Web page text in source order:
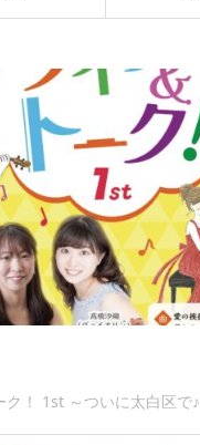
ク！ 1st ～ついに太白区で♪